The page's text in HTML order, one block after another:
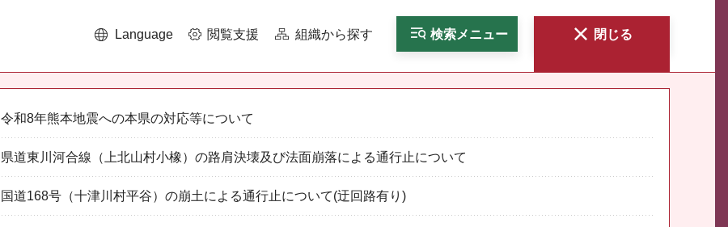
Language 閲覧支援 組織から探す 検索メニュー 閉じる
令和8年熊本地震への本県の対応等について
県道東川河合線（上北山村小橡）の路肩決壊及び法面崩落による通行止について
国道168号（十津川村平谷）の崩土による通行止について(迂回路有り)